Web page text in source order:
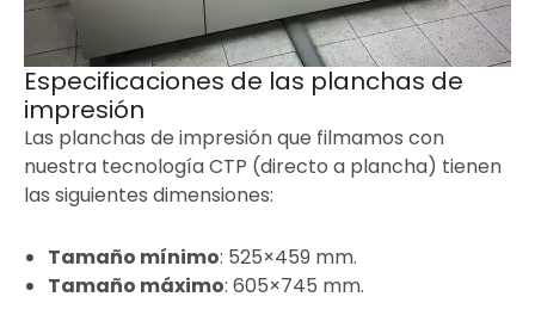
Especificaciones de las planchas de
impresión
Las planchas de impresión que filmamos con
nuestra tecnología CTP (directo a plancha) tienen
las siguientes dimensiones:
Tamaño mínimo: 525×459 mm.
Tamaño máximo: 605×745 mm.